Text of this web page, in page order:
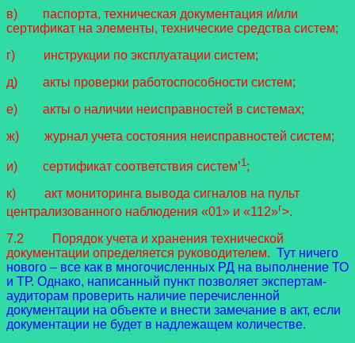
в) паспорта, техническая документация и/или
сертификат на элементы, технические средства систем;
г) инструкции по эксплуатации систем;
д) акты проверки работоспособности систем;
е) акты о наличии неисправностей в системах;
ж) журнал учета состояния неисправностей систем;
и) сертификат соответствия систем’1 ;
к) акт мониторинга вывода сигналов на пульт
централизованного наблюдения «01» и «112»г>.
7.2 Порядок учета и хранения технической
документации определяется руководителем. Тут ничего
нового – все как в многочисленных РД на выполнение ТО
и ТР. Однако, написанный пункт позволяет экспертам-
аудиторам проверить наличие перечисленной
документации на объекте и внести замечание в акт, если
документации не будет в надлежащем количестве.